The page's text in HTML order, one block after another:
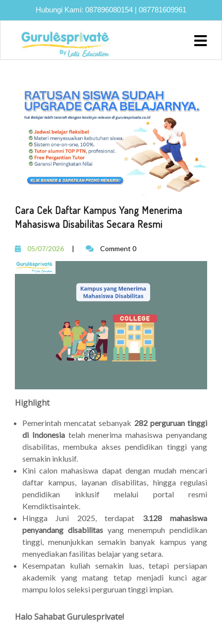
Hubungi Kami: 087896080154 | 087781609961
Home
Program
Bimbel
SNBT
Lainnya
Cara Cek Daftar Kampus Yang Menerima
Mahasiswa Disabilitas Secara Resmi
05/07/2026 | Comment 0
Highlight
Pemerintah mencatat sebanyak 282 perguruan tinggi
di Indonesiatelah menerima mahasiswa penyandang
disabilitas, membuka akses pendidikan tinggi yang
semakin inklusif.
Kini calon mahasiswa dapat dengan mudah mencari
daftar kampus, layanan disabilitas, hingga regulasi
pendidikan inklusif melalui portal resmi
Kemdiktisaintek.
Hingga Juni 2025, terdapat 3.128 mahasiswa
penyandang disabilitasyang menempuh pendidikan
tinggi, menunjukkan semakin banyak kampus yang
menyediakan fasilitas belajar yang setara.
Kesempatan kuliah semakin luas, tetapi persiapan
akademik yang matang tetap menjadi kunci agar
mampu lolos seleksi perguruan tinggi impian.
Halo Sahabat Gurulesprivate!